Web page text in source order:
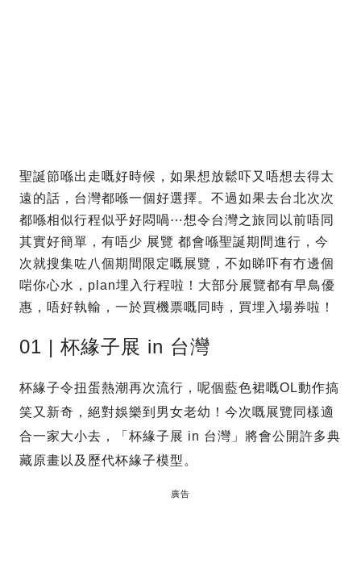
聖誕節喺出走嘅好時候，如果想放鬆吓又唔想去得太
遠的話，台灣都喺一個好選擇。不過如果去台北次次
都喺相似行程似乎好悶喎⋯想令台灣之旅同以前唔同
其實好簡單，有唔少 展覽 都會喺聖誕期間進行，今
次就搜集咗八個期間限定嘅展覽，不如睇吓有冇邊個
啱你心水，plan埋入行程啦！大部分展覽都有早鳥優
惠，唔好執輸，一於買機票嘅同時，買埋入場券啦！
01 | 杯緣子展 in 台灣
杯緣子令扭蛋熱潮再次流行，呢個藍色裙嘅OL動作搞
笑又新奇，絕對娛樂到男女老幼！今次嘅展覽同樣適
合一家大小去，「杯緣子展 in 台灣」將會公開許多典
藏原畫以及歷代杯緣子模型。
廣告